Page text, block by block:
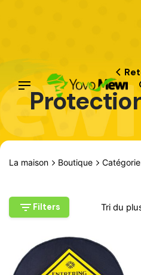
La maison Boutique
Filters Tri du